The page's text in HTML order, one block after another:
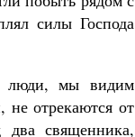
силы Господа
люди, мы видим
отрекаются от
священника,